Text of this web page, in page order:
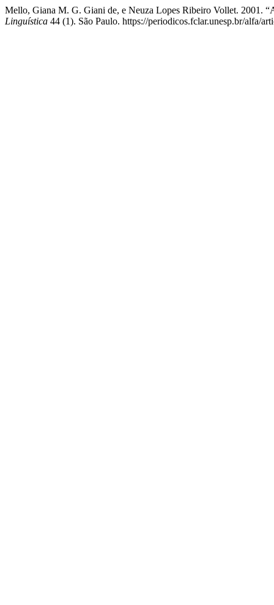
Mello, Giana M. G. Giani de, e Neuza Lopes Ribeiro Vollet. 2001.
Linguística 44 (1). São Paulo. https://periodicos.fclar.unesp.br/alfa/